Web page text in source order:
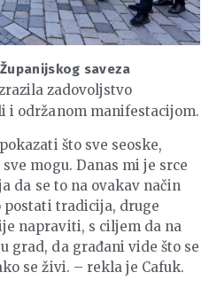
saveza
zadovoljstvo
i održanom manifestacijom.
što sve seoske,
mogu. Danas mi je srce
da se to na ovakav način
postati tradicija, druge
napraviti, s ciljem da na
grad, da građani vide što se
se živi. – rekla je Cafuk.